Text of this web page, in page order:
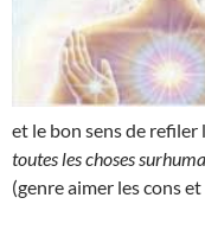
et le bon sens de refiler
toutes les choses
(genre aimer les cons